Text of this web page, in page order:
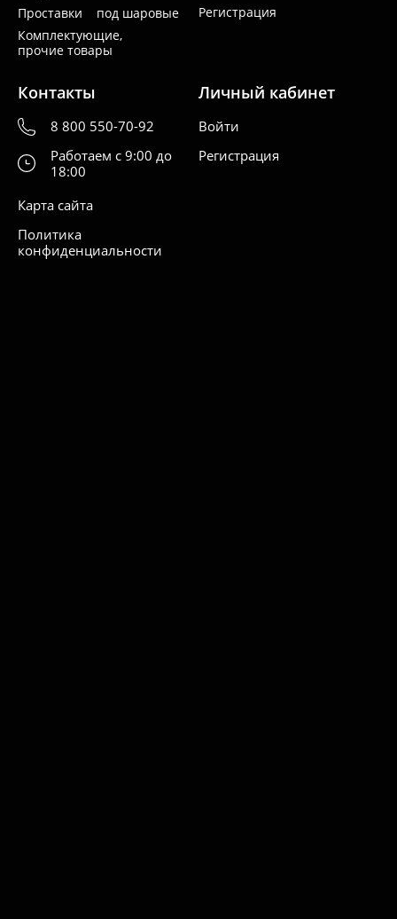
Проставки под шаровые
Комплектующие,
прочие товары
Регистрация
Контакты
8 800 550-70-92
Работаем с 9:00 до
18:00
Карта сайта
Политика
конфиденциальности
Личный кабинет
Войти
Регистрация